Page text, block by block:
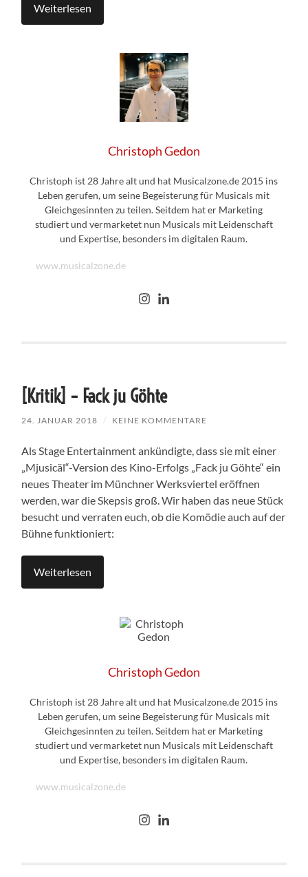
Weiterlesen
Christoph Gedon
Christoph ist 28 Jahre alt und hat Musicalzone.de 2015 ins
Leben gerufen, um seine Begeisterung für Musicals mit
Gleichgesinnten zu teilen. Seitdem hat er Marketing
studiert und vermarketet nun Musicals mit Leidenschaft
und Expertise, besonders im digitalen Raum.
www.musicalzone.de
[Kritik] – Fack ju Göhte
24. JANUAR 2018 / KEINE KOMMENTARE
Als Stage Entertainment ankündigte, dass sie mit einer
„Mjusicäl“-Version des Kino-Erfolgs „Fack ju Göhte“ ein
neues Theater im Münchner Werksviertel eröffnen
werden, war die Skepsis groß. Wir haben das neue Stück
besucht und verraten euch, ob die Komödie auch auf der
Bühne funktioniert:
Weiterlesen
Christoph Gedon
Christoph ist 28 Jahre alt und hat Musicalzone.de 2015 ins
Leben gerufen, um seine Begeisterung für Musicals mit
Gleichgesinnten zu teilen. Seitdem hat er Marketing
studiert und vermarketet nun Musicals mit Leidenschaft
und Expertise, besonders im digitalen Raum.
www.musicalzone.de